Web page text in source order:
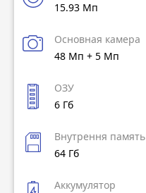
15.93 Мп
Основная камера
48 Мп + 5 Мп
ОЗУ
6 Гб
Внутрення память
64 Гб
Аккумулятор